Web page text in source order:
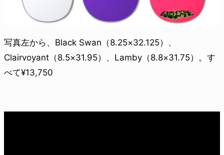
写真左から、Black Swan（8.25×32.125）、
Clairvoyant（8.5×31.95）、Lamby（8.8×31.75）。す
べて¥13,750